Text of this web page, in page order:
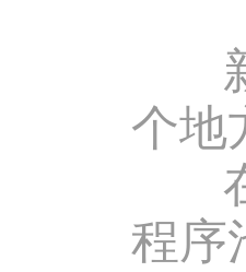
新
个地
在
程序